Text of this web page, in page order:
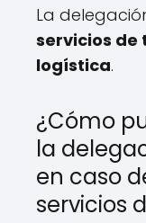
La
servicios de
logística.
¿Cómo
la
en caso
servicios